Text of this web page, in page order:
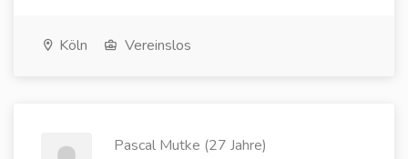
Köln Vereinslos
Pascal Mutke (27 Jahre)